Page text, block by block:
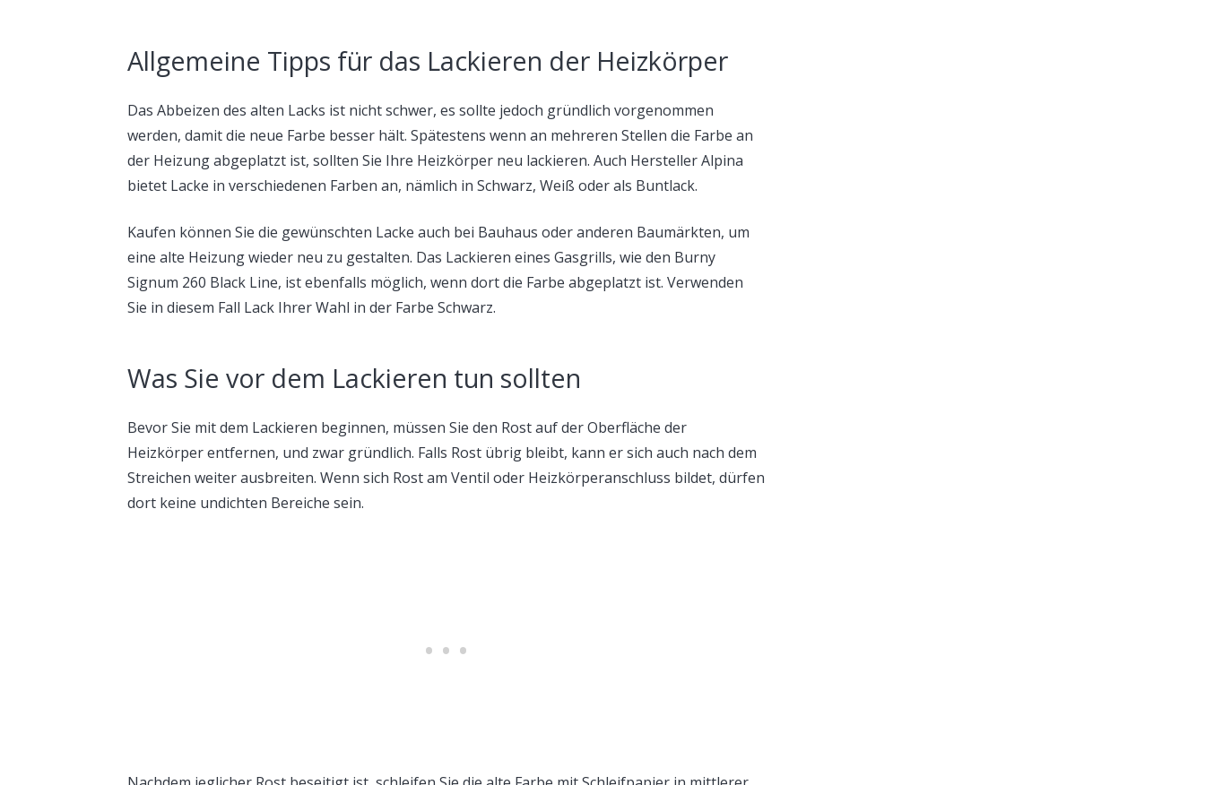
Allgemeine Tipps für das Lackieren der Heizkörper
Das Abbeizen des alten Lacks ist nicht schwer, es sollte jedoch gründlich vorgenommen
werden, damit die neue Farbe besser hält. Spätestens wenn an mehreren Stellen die Farbe an
der Heizung abgeplatzt ist, sollten Sie Ihre Heizkörper neu lackieren. Auch Hersteller Alpina
bietet Lacke in verschiedenen Farben an, nämlich in Schwarz, Weiß oder als Buntlack.
Kaufen können Sie die gewünschten Lacke auch bei Bauhaus oder anderen Baumärkten, um
eine alte Heizung wieder neu zu gestalten. Das Lackieren eines Gasgrills, wie den Burny
Signum 260 Black Line, ist ebenfalls möglich, wenn dort die Farbe abgeplatzt ist. Verwenden
Sie in diesem Fall Lack Ihrer Wahl in der Farbe Schwarz.
Was Sie vor dem Lackieren tun sollten
Bevor Sie mit dem Lackieren beginnen, müssen Sie den Rost auf der Oberfläche der
Heizkörper entfernen, und zwar gründlich. Falls Rost übrig bleibt, kann er sich auch nach dem
Streichen weiter ausbreiten. Wenn sich Rost am Ventil oder Heizkörperanschluss bildet, dürfen
dort keine undichten Bereiche sein.